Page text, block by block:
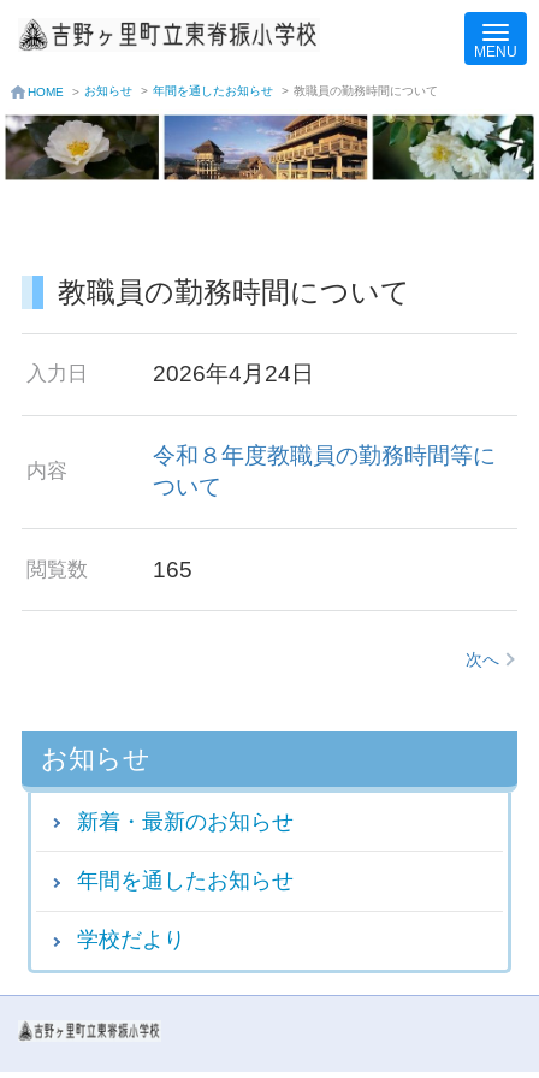
HOME > お知らせ > 年間を通したお知らせ > 教職員の勤務時間について
教職員の勤務時間について
入力日 2026年4月24日
内容
令和８年度教職員の勤務時間等に
ついて
閲覧数 165
次へ
お知らせ
新着・最新のお知らせ
年間を通したお知らせ
学校だより